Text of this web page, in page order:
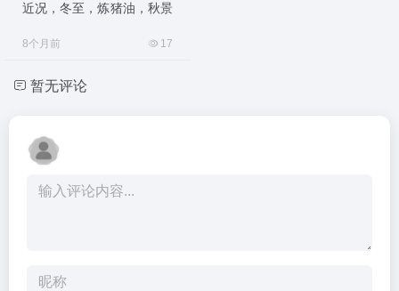
近况，冬至，炼猪油，秋景
8个月前 17
暂无评论